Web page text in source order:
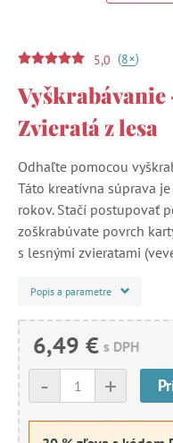
5,0 (8+)
Vyškrabávanie
Zvieratá z lesa
Odhaľte pomocou
Táto kreatívna súprava
rokov. Stačí postupovať
zoškrabúvate povrch
s lesnými zvieratami
Popis a parametre
6,49 € s DPH
+
-